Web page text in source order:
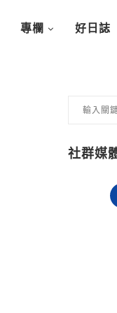
專欄 好日誌
社群媒